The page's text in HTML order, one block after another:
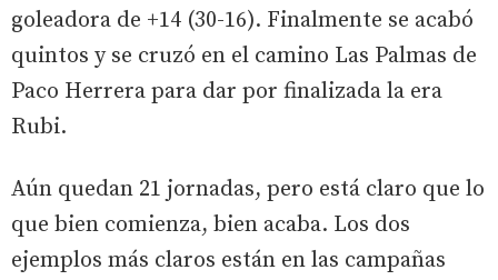
goleadora de +14 (30-16). Finalmente se acabó
quintos y se cruzó en el camino Las Palmas de
Paco Herrera para dar por finalizada la era
Rubi.
Aún quedan 21 jornadas, pero está claro que lo
que bien comienza, bien acaba. Los dos
ejemplos más claros están en las campañas